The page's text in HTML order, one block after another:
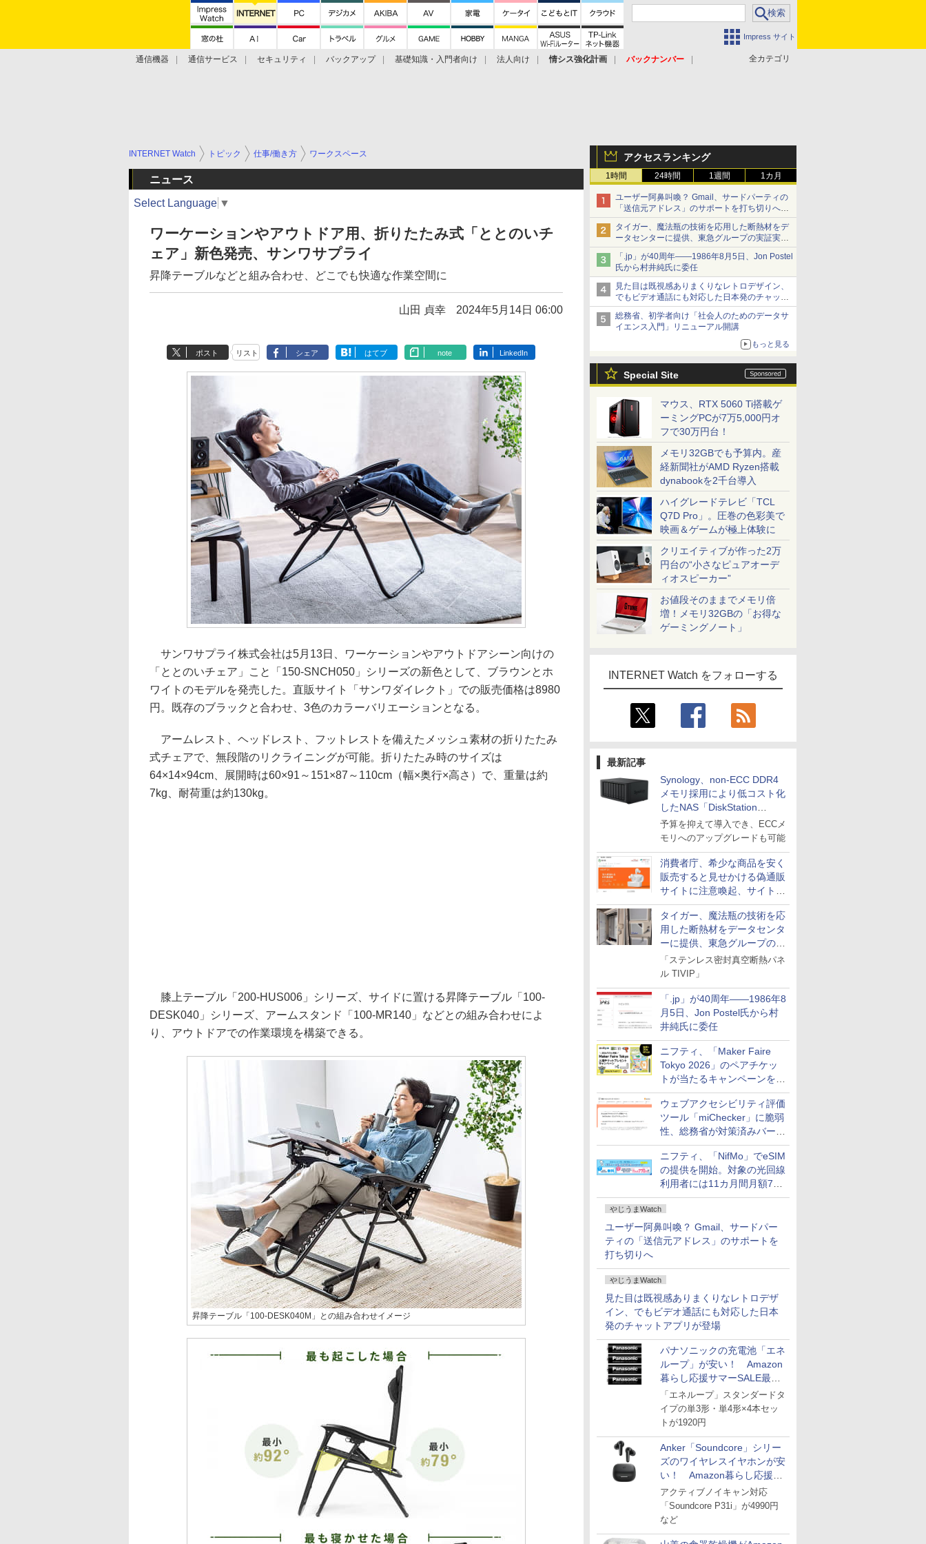
Impress サイト
全カテゴリ
通信機器 通信サービス セキュリティ バックアップ 基礎知識・入門者向け 法人向け 情シス強化計画
バックナンバー
アクセスランキング
1時間 24時間 1週間 1カ月
ユーザー阿鼻叫喚？ Gmail、サードパーティの
「送信元アドレス」のサポートを打ち切りへ
【やじうまWatch】
タイガー、魔法瓶の技術を応用した断熱材をデ
ータセンターに提供、東急グループの実証実験
で 「ステンレス密封真空断熱パネル TIVIP」
「.jp」が40周年――1986年8月5日、Jon Postel
氏から村井純氏に委任
見た目は既視感ありまくりなレトロデザイン、
でもビデオ通話にも対応した日本発のチャット
アプリが登場【やじうまWatch】
総務省、初学者向け「社会人のためのデータサ
イエンス入門」リニューアル開講
もっと見る
Special Site
マウス、RTX 5060 Ti搭載ゲ
ーミングPCが7万5,000円オ
フで30万円台！
メモリ32GBでも予算内。産
経新聞社がAMD Ryzen搭載
dynabookを2千台導入
ハイグレードテレビ「TCL
Q7D Pro」。圧巻の色彩美で
映画＆ゲームが極上体験に
クリエイティブが作った2万
円台の“小さなピュアオーデ
ィオスピーカー”
お値段そのままでメモリ倍
増！メモリ32GBの「お得な
ゲーミングノート」
INTERNET Watch をフォローする
最新記事
Synology、non-ECC DDR4
メモリ採用により低コスト化
したNAS「DiskStation
neo+」シリーズ
予算を抑えて導入でき、ECCメ
モリへのアップグレードも可能
消費者庁、希少な商品を安く
販売すると見せかける偽通販
サイトに注意喚起、サイト名
とドメイン名を公表
タイガー、魔法瓶の技術を応
用した断熱材をデータセンタ
ーに提供、東急グループの実
証実験で
「ステンレス密封真空断熱パネ
ル TIVIP」
「.jp」が40周年――1986年8
月5日、Jon Postel氏から村
井純氏に委任
ニフティ、「Maker Faire
Tokyo 2026」のペアチケッ
トが当たるキャンペーンをX
で実施。8月16日まで
ウェブアクセシビリティ評価
ツール「miChecker」に脆弱
性、総務省が対策済みバージ
ョンへの更新を呼び掛け
ニフティ、「NifMo」でeSIM
の提供を開始。対象の光回線
利用者には11カ月間月額770
円割引のキャンペーン
やじうまWatch
ユーザー阿鼻叫喚？ Gmail、サードパー
ティの「送信元アドレス」のサポートを
打ち切りへ
やじうまWatch
見た目は既視感ありまくりなレトロデザ
イン、でもビデオ通話にも対応した日本
発のチャットアプリが登場
パナソニックの充電池「エネ
ループ」が安い！ Amazon
暮らし応援サマーSALE最終
日
「エネループ」スタンダードタ
イプの単3形・単4形×4本セッ
トが1920円
Anker「Soundcore」シリー
ズのワイヤレスイヤホンが安
い！ Amazon暮らし応援サ
マーSALE
アクティブノイキャン対応
「Soundcore P31i」が4990円
など
INTERNET Watch トピック 仕事/働き方 ワークスペース
ニュース
Select Language ▼
ワーケーションやアウトドア用、折りたたみ式「ととのいチ
ェア」新色発売、サンワサプライ
昇降テーブルなどと組み合わせ、どこでも快適な作業空間に
山田 貞幸 2024年5月14日 06:00
ポスト リスト シェア はてブ note LinkedIn
サンワサプライ株式会社は5月13日、ワーケーションやアウトドアシーン向けの
「ととのいチェア」こと「150-SNCH050」シリーズの新色として、ブラウンとホ
ワイトのモデルを発売した。直販サイト「サンワダイレクト」での販売価格は8980
円。既存のブラックと合わせ、3色のカラーバリエーションとなる。
アームレスト、ヘッドレスト、フットレストを備えたメッシュ素材の折りたたみ
式チェアで、無段階のリクライニングが可能。折りたたみ時のサイズは
64×14×94cm、展開時は60×91～151×87～110cm（幅×奥行×高さ）で、重量は約
7kg、耐荷重は約130kg。
膝上テーブル「200-HUS006」シリーズ、サイドに置ける昇降テーブル「100-
DESK040」シリーズ、アームスタンド「100-MR140」などとの組み合わせによ
り、アウトドアでの作業環境を構築できる。
昇降テーブル「100-DESK040M」との組み合わせイメージ